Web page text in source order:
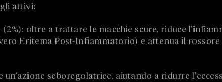
attivi:
oltre a trattare le macchie scure, riduce
Eritema Post-Infiammatorio) e attenua il
un'azione seboregolatrice, aiutando a ridurre